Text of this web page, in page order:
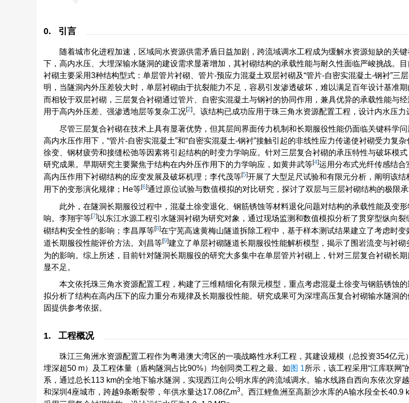
0. 引言
随着城市化进程加速，区域间水资源供需矛盾日益加剧，跨流域调水工程成为缓解水资源短缺的关
下，高内水压、大埋深输水隧洞的建设需求显著增加，其衬砌结构的承载性能与耐久性面临严峻挑战。
衬砌主要采用3种结构型式：单层管片衬砌、管片-预应力混凝土双层衬砌及“管片-自密实混凝土-钢衬”三
明，当隧洞内外压差较大时，单层衬砌由于抗裂能力不足，容易引发渗透破坏，难以满足百年设计基准
而相较于双层衬砌，三层复合衬砌通过管片、自密实混凝土与钢衬的协同作用，兼具优异的承载性能与
用于高内外压差、强渗透地层等复杂工况[2] 。该结构已成功应用于珠三角水资源配置工程，设计内水压力
尽管三层复合衬砌在技术上具有显著优势，但其层间界面传力机制和长期服役性能仍面临关键科学
高内水压作用下，“管片-自密实混凝土”和“自密实混凝土-钢衬”接触引起的非线性应力传递使衬砌受力复
徐变、钢材疲劳和接缝松弛等因素将引起结构的时变力学响应。针对三层复合衬砌的承压特性与破坏模
研究成果。早期研究主要聚焦于结构在内外压作用下的力学响应，如黄井武等[4]运用分布式光纤传感结合
高内压作用下衬砌结构的应变发展及破坏机理；李代茂等[5]开展了大型足尺试验和有限元分析，阐明该结
用下的变形演化规律；He等[6]通过原位试验与数值模拟的对比研究，探讨了双层与三层衬砌结构的极限承
此外，在隧洞长期服役过程中，混凝土徐变退化、钢筋锈蚀等材料退化问题对结构的承载性能及变
响。李翔宇等[7] 以东江水源工程引水隧洞衬砌为研究对象，通过现场监测和数值模拟分析了贯穿型纵向
砌结构安全性的影响；李昌厚等[8]在宁芜高速黄梅山隧道拆除工程中，基于样本测试结果建立了考虑时变
道长期服役性能评价方法。刘昌等[9]建立了单层衬砌隧道长期服役性能解析模型，揭示了围岩流变与衬砌
为的影响。综上所述，目前针对隧洞长期服役的研究大多集中在单层管片衬砌上，针对三层复合衬砌长
显不足。
本文依托珠三角水资源配置工程，构建了三维精细化有限元模型，重点考虑混凝土徐变与钢筋锈蚀
拟分析了结构在高内压下的应力重分布规律及长期服役性能。研究成果可为深埋高压复合衬砌输水隧洞
固提供参考依据。
1. 工程概况
珠江三角洲水资源配置工程作为粤港澳大湾区的一项战略性水利工程，其建设规模（总投资354亿元
埋深超50 m）及工程体量（盾构隧洞占比90%）均创同类工程之最。如图 1所示，该工程采用“江库联网
系，通过总长113 km的全地下输水隧洞，实现西江向公明水库的跨流域调水。输水线路自西向东依次穿
和深圳4座城市，跨越9条断裂带，年供水量达17.08亿m3。西江鲤鱼洲至高新沙水库的A输水段全长40.9